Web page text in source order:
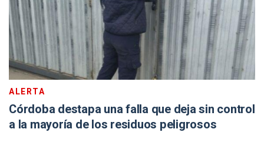
ALERTA
Córdoba destapa una falla que deja sin control
a la mayoría de los residuos peligrosos